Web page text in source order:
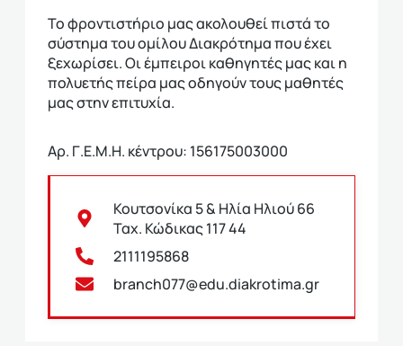
Το φροντιστήριο μας ακολουθεί πιστά το
σύστημα του ομίλου Διακρότημα που έχει
ξεχωρίσει. Οι έμπειροι καθηγητές μας και η
πολυετής πείρα μας οδηγούν τους μαθητές
μας στην επιτυχία.
Αρ. Γ.Ε.Μ.Η. κέντρου: 156175003000
Κουτσονίκα 5 & Ηλία Ηλιού 66
Ταχ. Κώδικας 117 44
2111195868
branch077@edu.diakrotima.gr